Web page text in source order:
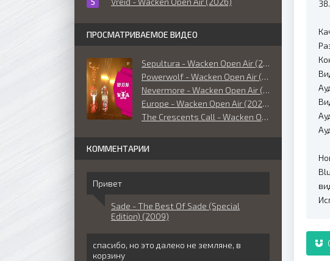
ПРОСМАТРИВАЕМОЕ ВИДЕО
Sepultura - Wacken Open Air (2026)
Powerwolf - Wacken Open Air (2026)
Nevermore - Wacken Open Air (2026)
Europe - Wacken Open Air (2026)
The Crescents Call - Wacken Open Air (2026)
КОММЕНТАРИИ
Привет
Sade - The Best Of Sade (Special
Edition) (2009)
спасибо, но это далеко не земляне, в
корзину